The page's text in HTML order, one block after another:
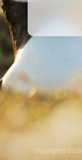
Copyright © 2026